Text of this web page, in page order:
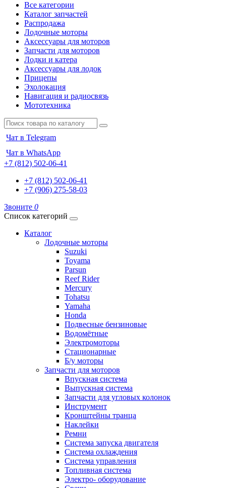
Все категории
Каталог запчастей
Распродажа
Лодочные моторы
Аксессуары для моторов
Запчасти для моторов
Лодки и катера
Аксессуары для лодок
Прицепы
Эхолокация
Навигация и радиосвязь
Мототехника
Чат в Telegram
Чат в WhatsApp
+7 (812) 502-06-41
+7 (812) 502-06-41
+7 (906) 275-58-03
Звоните 0
Список категорий
Каталог
Лодочные моторы
Suzuki
Toyama
Parsun
Reef Rider
Mercury
Tohatsu
Yamaha
Honda
Подвесные бензиновые
Водомётные
Электромоторы
Стационарные
Б/у моторы
Запчасти для моторов
Впускная система
Выпускная система
Запчасти для угловых колонок
Инструмент
Кронштейны транца
Наклейки
Ремни
Система запуска двигателя
Система охлаждения
Система управления
Топливная система
Электро- оборудование